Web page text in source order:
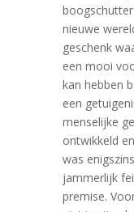
nieuwe
geschenk
een mooi
kan hebben
een
menselijke
ontwikkeld
was
jammerlijk
premise.